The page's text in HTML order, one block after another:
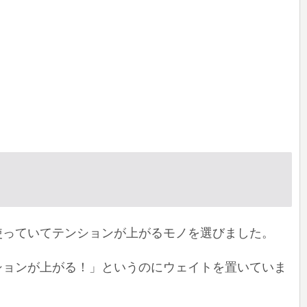
ていてテンションが上がるモノを選びました。
ンが上がる！」というのにウェイトを置いていま